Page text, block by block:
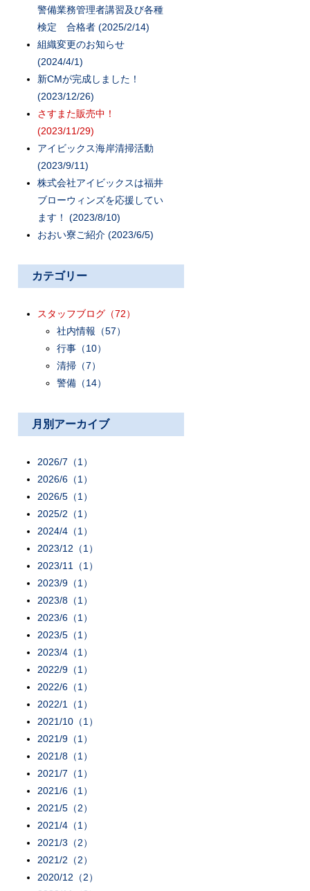
警備業務管理者講習及び各種
検定 合格者 (2025/2/14)
組織変更のお知らせ
(2024/4/1)
新CMが完成しました！
(2023/12/26)
さすまた販売中！
(2023/11/29)
アイビックス海岸清掃活動
(2023/9/11)
株式会社アイビックスは福井
ブローウィンズを応援してい
ます！ (2023/8/10)
おおい寮ご紹介 (2023/6/5)
カテゴリー
スタッフブログ （72）
社内情報 （57）
行事 （10）
清掃 （7）
警備 （14）
月別アーカイブ
2026/7（1）
2026/6（1）
2026/5（1）
2025/2（1）
2024/4（1）
2023/12（1）
2023/11（1）
2023/9（1）
2023/8（1）
2023/6（1）
2023/5（1）
2023/4（1）
2022/9（1）
2022/6（1）
2022/1（1）
2021/10（1）
2021/9（1）
2021/8（1）
2021/7（1）
2021/6（1）
2021/5（2）
2021/4（1）
2021/3（2）
2021/2（2）
2020/12（2）